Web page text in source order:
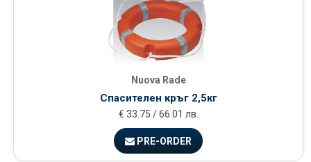
Nuova Rade
Спасителен кръг 2,5кг
€ 33.75 / 66.01 лв.
PRE-ORDER